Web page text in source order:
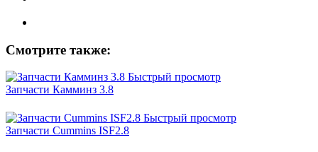
Смотрите также:
Быстрый просмотр
Запчасти Камминз 3.8
Быстрый просмотр
Запчасти Cummins ISF2.8